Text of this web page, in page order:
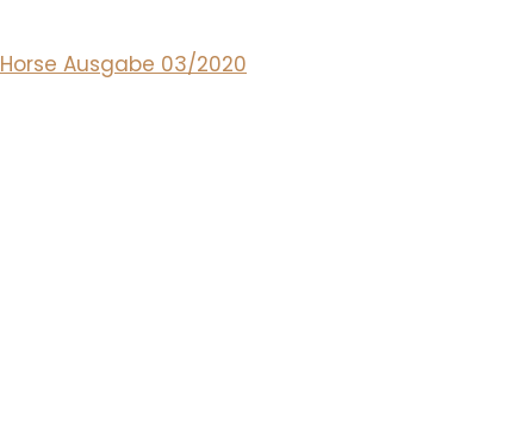
Ausgabe 03/2020